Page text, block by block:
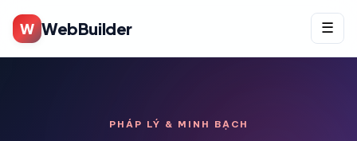
W WebBuilder ☰
PHÁP LÝ & MINH BẠCH